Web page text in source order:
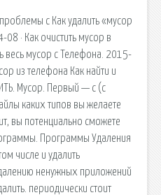
с Как удалить «мусор
· Как очистить мусор в
весь мусор с Телефона. 2015-
из телефона Как найти и
Мусор. Первый — с (с
каких типов вы желаете
вы потенциально сможете
Программы Удаления
числе и удалить
ненужных приложений
периодически стоит